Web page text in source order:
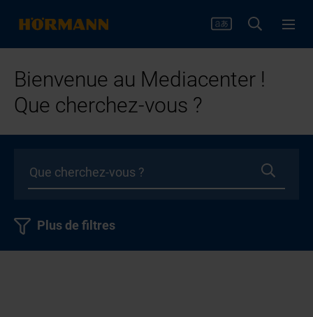
Bienvenue au Mediacenter !
Que cherchez-vous ?
Plus de filtres